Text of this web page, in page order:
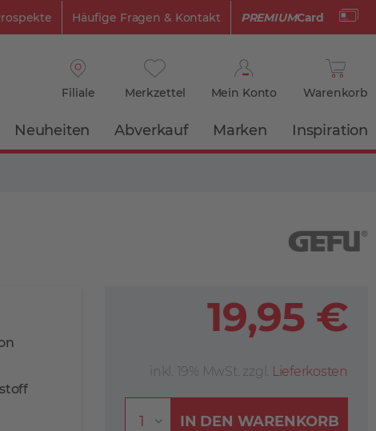
PREMIUMCard
Häufige Fragen & Kontakt
Filiale Merkzettel Mein Konto Warenkorb
Neuheiten Abverkauf Marken Inspiration
19,95 €
inkl. 19% MwSt. zzgl. Lieferkosten
IN DEN WARENKORB